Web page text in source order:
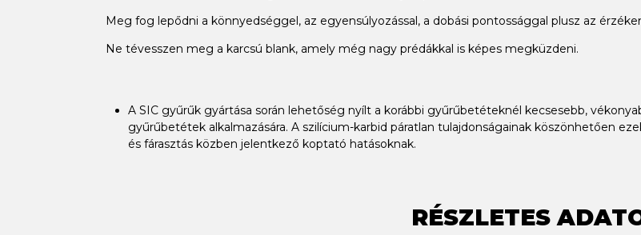
Meg fog lepődni a könnyedséggel, az egyensúlyozással, a dobási pontossággal plusz az
Ne tévesszen meg a karcsú blank, amely még nagy prédákkal is képes megküzdeni.
A SIC gyűrűk gyártása során lehetőség nyílt a korábbi gyűrűbetéteknél kecsesebb,
gyűrűbetétek alkalmazására. A szilícium-karbid páratlan tulajdonságainak köszönhetően
és fárasztás közben jelentkező koptató hatásoknak.
RÉSZLETES